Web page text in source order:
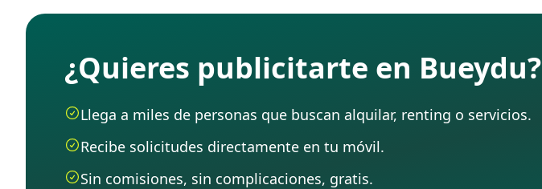
¿Quieres publicitarte en Bueydu?
Llega a miles de personas que buscan alquilar, renting o servicios.
Recibe solicitudes directamente en tu móvil.
Sin comisiones, sin complicaciones, gratis.